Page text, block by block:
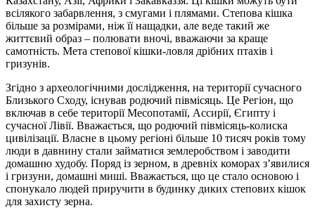
всілякого забарвлення, з смугами і плямами. Степова кішка
більше за розмірами, ніж її нащадки, але веде такий же
життєвий образ – полювати вночі, вважаючи за краще
самотність. Мета степової кішки-ловля дрібних птахів і
гризунів.
Згідно з археологічними дослідження, на території сучасного
Близького Сходу, існував родючий півмісяць. Це Регіон, що
включав в себе території Месопотамії, Ассирії, Єгипту і
сучасної Лівії. Вважається, що родючий півмісяць-колиска
цивілізації. Власне в цьому регіоні більше 10 тисяч років тому
люди в давнину стали займатися землеробством і заводити
домашню худобу. Поряд із зерном, в древніх коморах з’явилися
і гризуни, домашні миші. Вважається, що це стало основою і
спонукало людей приручити в будинку диких степових кішок
для захисту зерна.